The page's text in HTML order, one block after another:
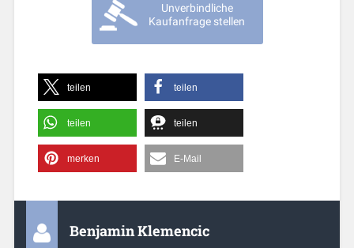
Unverbindliche
Kaufanfrage stellen
teilen teilen
teilen teilen
merken E-Mail
Benjamin Klemencic